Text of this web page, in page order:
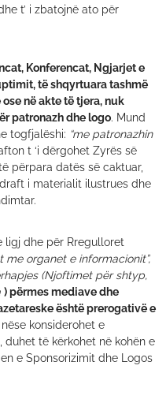
t’ i zbatojnë ato për
Konferencat, Ngjarjet e
të shqyrtuara tashmë
në akte të tjera, nuk
patronazh dhe logo. Mund
togfjalëshi: “me patronazhin
t ‘i dërgohet Zyrës së
përpara datës së caktuar,
i materialit ilustrues dhe
ligj dhe për Rregulloret
me organet e informacionit”,
(Njoftimet për shtyp,
) përmes mediave dhe
është prerogativë e
konsiderohet e
të kërkohet në kohën e
e Sponsorizimit dhe Logos